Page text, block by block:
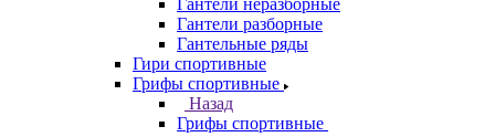
Гантели неразборные
Гантели разборные
Гантельные ряды
Гири спортивные
Грифы спортивные
Назад
Грифы спортивные